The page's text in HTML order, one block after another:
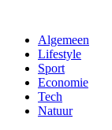
Algemeen
Lifestyle
Sport
Economie
Tech
Natuur